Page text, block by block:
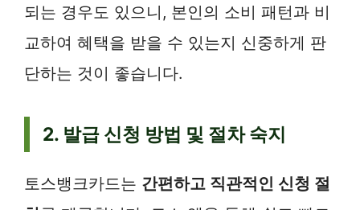
되는 경우도 있으니, 본인의 소비 패턴과 비
교하여 혜택을 받을 수 있는지 신중하게 판
단하는 것이 좋습니다.
2. 발급 신청 방법 및 절차 숙지
토스뱅크카드는 간편하고 직관적인 신청 절